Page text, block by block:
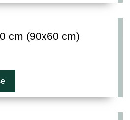
cm (90x60 cm)